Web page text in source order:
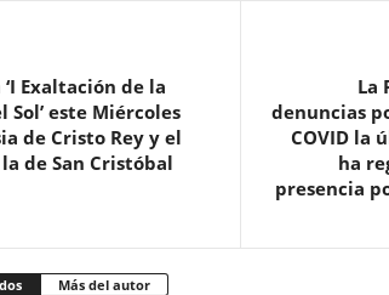
Exaltación de la
Sol’ este Miércoles
de Cristo Rey y el
de San Cristóbal
La
denuncias
COVID la
ha
presencia
Más del autor